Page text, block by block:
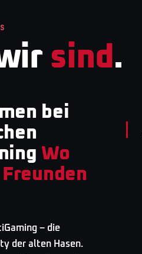
sind .
bei
Wo
– die
der alten Hasen.